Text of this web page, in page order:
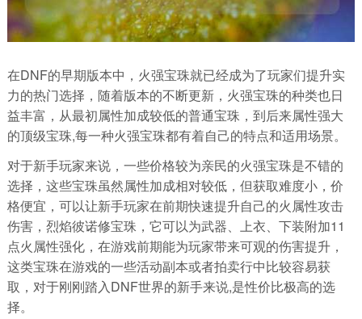
在DNF的早期版本中，火强宝珠就已经成为了玩家们提升实
力的热门选择，随着版本的不断更新，火强宝珠的种类也日
益丰富，从最初属性加成较低的普通宝珠，到后来属性强大
的顶级宝珠,每一种火强宝珠都有着自己的特点和适用场景。
对于新手玩家来说，一些价格较为亲民的火强宝珠是不错的
选择，这些宝珠虽然属性加成相对较低，但获取难度小，价
格便宜，可以让新手玩家在前期快速提升自己的火属性攻击
伤害，烈焰彼诺修宝珠，它可以为武器、上衣、下装附加11
点火属性强化，在游戏前期能为玩家带来可观的伤害提升，
这类宝珠在游戏的一些活动副本或者拍卖行中比较容易获
取，对于刚刚踏入DNF世界的新手来说,是性价比极高的选
择。